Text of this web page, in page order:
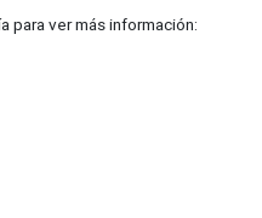
para ver más información: